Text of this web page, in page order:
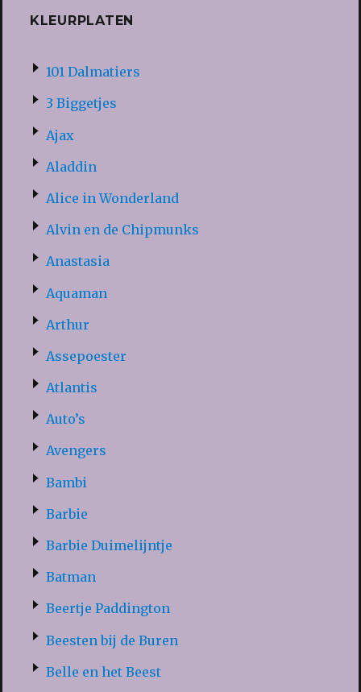
KLEURPLATEN
101 Dalmatiers
3 Biggetjes
Ajax
Aladdin
Alice in Wonderland
Alvin en de Chipmunks
Anastasia
Aquaman
Arthur
Assepoester
Atlantis
Auto’s
Avengers
Bambi
Barbie
Barbie Duimelijntje
Batman
Beertje Paddington
Beesten bij de Buren
Belle en het Beest